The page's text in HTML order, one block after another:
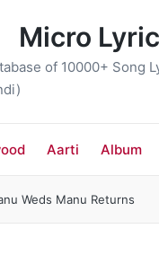
Micro
of 10000+ Song
Aarti Album
Weds Manu Returns